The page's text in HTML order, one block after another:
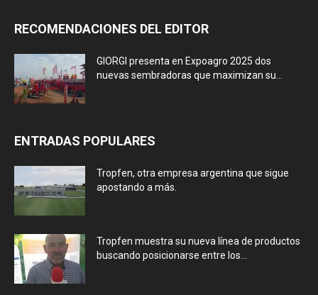
RECOMENDACIONES DEL EDITOR
GIORGI presenta en Expoagro 2025 dos
nuevas sembradoras que maximizan su...
ENTRADAS POPULARES
Tropfen, otra empresa argentina que sigue
apostando a más.
Tropfen muestra su nueva línea de productos
buscando posicionarse entre los...